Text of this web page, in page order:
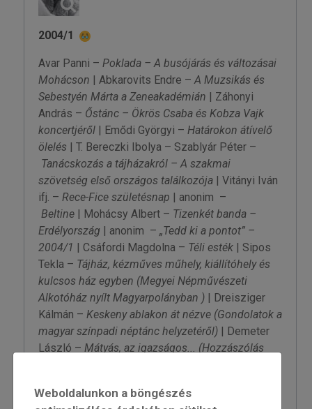
2004/1
Avar Panni – Poklada – A busójárás és változásai
Mohácson | Abkarovits Endre –A Muzsikás és
Sebestyén Márta a Zeneakadémián | Záhonyi
András – Őstánc – Ökrös Csaba és Kobza Vajk
koncertjéről| Emődi Györgyi – Határokon átívelő
ölelés | T. Bereczki Ibolya – Szablyár Péter –
Tanácskozás a tájházakról – A szakmai
szövetség első országos találkozója| Vitányi Iván
ifj. – Rece-Fice születésnap | anonim –
Beltine| Mohácsy Albert – Tizenkét banda –
Erdélyország | anonim – „Tedd ki a pontot” –
2004/1 | Csáfordi Magdolna – Téli esték| Sipos
Tekla – Tájház, kézműves műhely, kiállítóhely és
kulcsos ház egyben (Megyei Népművészeti
Alkotóház nyílt Magyarpolányban )| Dreisziger
Kálmán – Keskeny ablakon át nézve (Gondolatok a
magyar színpadi néptánc helyzetéről)| Demeter
László – Mátyás, az igazságos... (Hozzászólás
Ágoston ( a Magyarországi Németek
Weboldalunkon a böngészés